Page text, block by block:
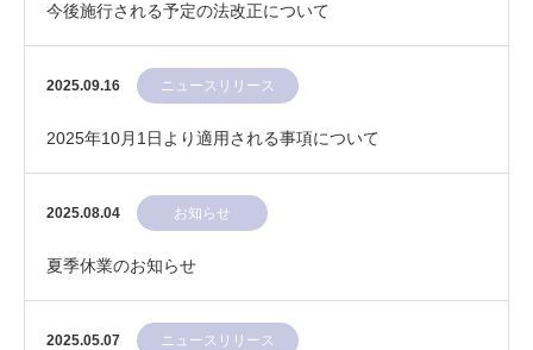
今後施行される予定の法改正について
2025.09.16 ニュースリリース
2025年10月1日より適用される事項について
2025.08.04 お知らせ
夏季休業のお知らせ
2025.05.07 ニュースリリース